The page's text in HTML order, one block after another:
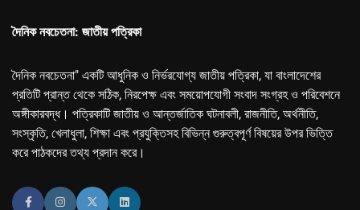
দৈনিক নবচেতনা: জাতীয় পত্রিকা
দৈনিক নবচেতনা" একটি আধুনিক ও নির্ভরযোগ্য জাতীয় পত্রিকা, যা বাংলাদেশের
প্রতিটি প্রান্ত থেকে সঠিক, নিরপেক্ষ এবং সময়োপযোগী সংবাদ সংগ্রহ ও পরিবেশনে
অঙ্গীকারবদ্ধ। পত্রিকাটি জাতীয় ও আন্তর্জাতিক ঘটনাবলী, রাজনীতি, অর্থনীতি,
সংস্কৃতি, খেলাধুলা, শিক্ষা এবং প্রযুক্তিসহ বিভিন্ন গুরুত্বপূর্ণ বিষয়ের উপর ভিত্তি
করে পাঠকদের তথ্য প্রদান করে।